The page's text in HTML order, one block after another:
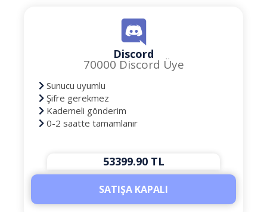
Discord
70000 Discord Üye
Sunucu uyumlu
Şifre gerekmez
Kademeli gönderim
0-2 saatte tamamlanır
53399.90 TL
SATIŞA KAPALI